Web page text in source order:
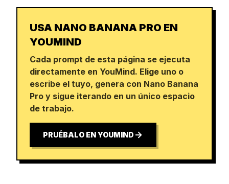
USA NANO BANANA PRO EN
YOUMIND
Cada prompt de esta página se ejecuta
directamente en YouMind. Elige uno o
escribe el tuyo, genera con Nano Banana
Pro y sigue iterando en un único espacio
de trabajo.
PRUÉBALO EN YOUMIND